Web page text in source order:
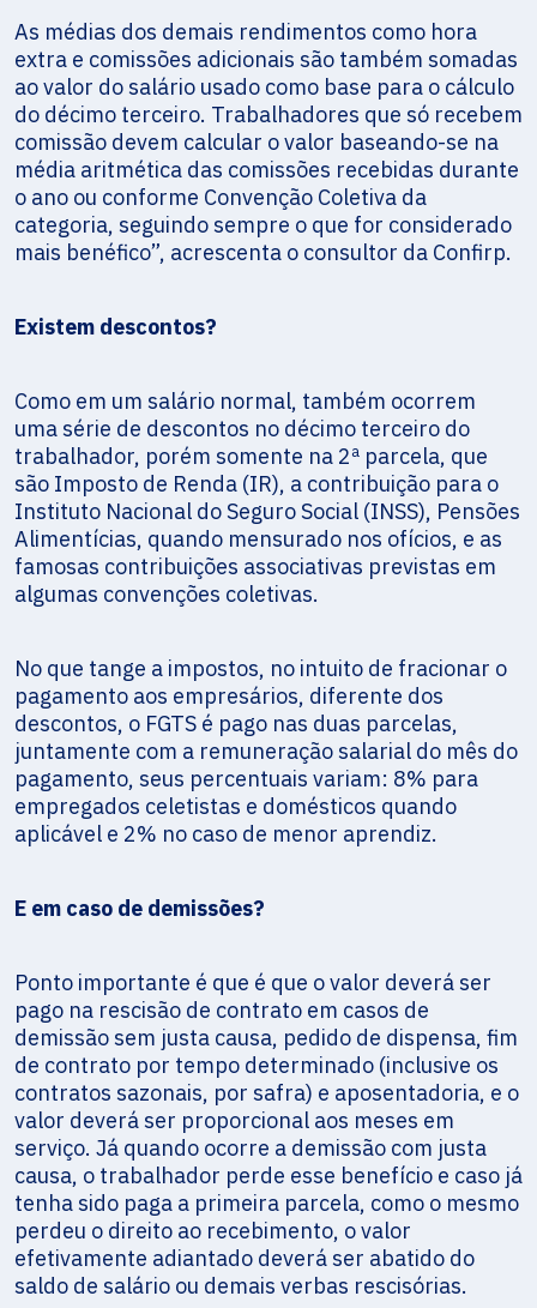
As médias dos demais rendimentos como hora
extra e comissões adicionais são também somadas
ao valor do salário usado como base para o cálculo
do décimo terceiro. Trabalhadores que só recebem
comissão devem calcular o valor baseando-se na
média aritmética das comissões recebidas durante
o ano ou conforme Convenção Coletiva da
categoria, seguindo sempre o que for considerado
mais benéfico”, acrescenta o consultor da Confirp.
Existem descontos?
Como em um salário normal, também ocorrem
uma série de descontos no décimo terceiro do
trabalhador, porém somente na 2ª parcela, que
são Imposto de Renda (IR), a contribuição para o
Instituto Nacional do Seguro Social (INSS), Pensões
Alimentícias, quando mensurado nos ofícios, e as
famosas contribuições associativas previstas em
algumas convenções coletivas.
No que tange a impostos, no intuito de fracionar o
pagamento aos empresários, diferente dos
descontos, o FGTS é pago nas duas parcelas,
juntamente com a remuneração salarial do mês do
pagamento, seus percentuais variam: 8% para
empregados celetistas e domésticos quando
aplicável e 2% no caso de menor aprendiz.
E em caso de demissões?
Ponto importante é que é que o valor deverá ser
pago na rescisão de contrato em casos de
demissão sem justa causa, pedido de dispensa, fim
de contrato por tempo determinado (inclusive os
contratos sazonais, por safra) e aposentadoria, e o
valor deverá ser proporcional aos meses em
serviço. Já quando ocorre a demissão com justa
causa, o trabalhador perde esse benefício e caso já
tenha sido paga a primeira parcela, como o mesmo
perdeu o direito ao recebimento, o valor
efetivamente adiantado deverá ser abatido do
saldo de salário ou demais verbas rescisórias.